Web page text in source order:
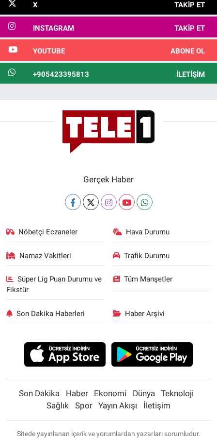
X TAKIP ET
INSTAGRAM TAKIP ET
YOUTUBE ABONE OL
+905423395813 İLETIŞIM
Gerçek Haber
Nöbetçi Eczaneler Hava Durumu
Namaz Vakitleri Trafik Durumu
Süper Lig Puan Durumu ve
Fikstür
Tüm Manşetler
Son Dakika Haberleri Haber Arşivi
Son Dakika Haber Ekonomi Dünya
Teknoloji
Sağlık
Spor Yayın Akışı İletişim
Sitede yayınlanan içerik ve yorumlardan yazarları sorumludur.